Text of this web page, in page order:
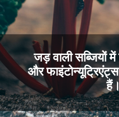
जड़ वाली सब्जियों में
और